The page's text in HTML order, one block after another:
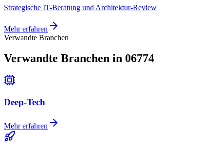
Strategische IT-Beratung und Architektur-Review
Mehr erfahren
Verwandte Branchen
Verwandte Branchen in 06774
Deep-Tech
Mehr erfahren